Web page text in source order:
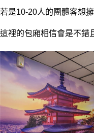
若是10-20人的團體客想
這裡的包廂相信會是不錯